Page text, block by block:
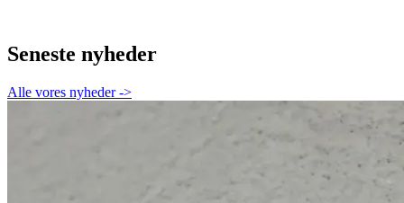
Seneste nyheder
Alle vores nyheder ->